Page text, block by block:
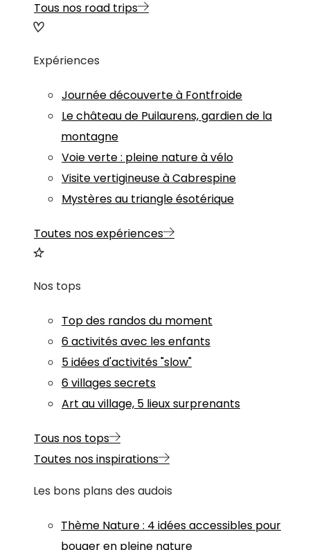
Tous nos road trips
Expériences
Journée découverte à Fontfroide
Le château de Puilaurens, gardien de la
montagne
Voie verte : pleine nature à vélo
Visite vertigineuse à Cabrespine
Mystères au triangle ésotérique
Toutes nos expériences
Nos tops
Top des randos du moment
6 activités avec les enfants
5 idées d'activités "slow"
6 villages secrets
Art au village, 5 lieux surprenants
Tous nos tops
Toutes nos inspirations
Les bons plans des audois
Thème Nature: 4 idées accessibles pour
bouger en pleine nature